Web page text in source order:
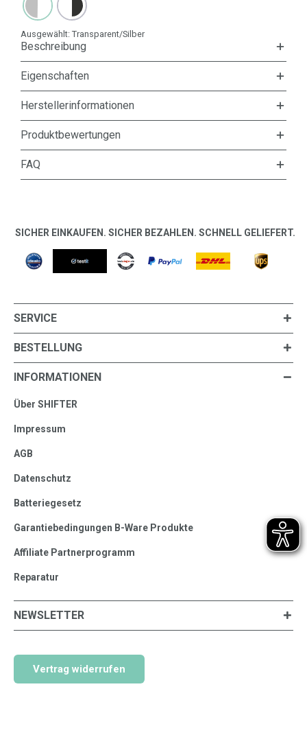
Ausgewählt: Transparent/Silber
Beschreibung
Eigenschaften
Herstellerinformationen
Produktbewertungen
FAQ
SICHER EINKAUFEN. SICHER BEZAHLEN. SCHNELL GELIEFERT.
SERVICE
BESTELLUNG
INFORMATIONEN
Über SHIFTER
Impressum
AGB
Datenschutz
Batteriegesetz
Garantiebedingungen B-Ware Produkte
Affiliate Partnerprogramm
Reparatur
NEWSLETTER
Vertrag widerrufen